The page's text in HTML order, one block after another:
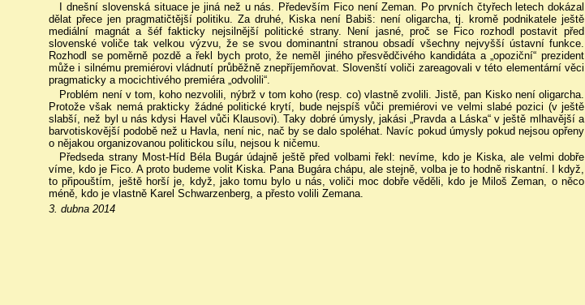
I dnešní slovenská situace je jiná než u nás. Především Fico není Zeman. Po prvních čtyřech letech dokázal
dělat přece jen pragmatičtější politiku. Za druhé, Kiska není Babiš: není oligarcha, tj. kromě podnikatele ještě
mediální magnát a šéf fakticky nejsilnější politické strany. Není jasné, proč se Fico rozhodl postavit před
slovenské voliče tak velkou výzvu, že se svou dominantní stranou obsadí všechny nejvyšší ústavní funkce.
Rozhodl se poměrně pozdě a řekl bych proto, že neměl jiného přesvědčivého kandidáta a „opoziční“ prezident
může i silnému premiérovi vládnutí průběžně znepříjemňovat. Slovenští voliči zareagovali v této elementární věci
pragmaticky a mocichtivého premiéra „odvolili“.
Problém není v tom, koho nezvolili, nýbrž v tom koho (resp. co) vlastně zvolili. Jistě, pan Kisko není oligarcha.
Protože však nemá prakticky žádné politické krytí, bude nejspíš vůči premiérovi ve velmi slabé pozici (v ještě
slabší, než byl u nás kdysi Havel vůči Klausovi). Taky dobré úmysly, jakási „Pravda a Láska“ v ještě mlhavější a
barvotiskovější podobě než u Havla, není nic, nač by se dalo spoléhat. Navíc pokud úmysly pokud nejsou opřeny
o nějakou organizovanou politickou sílu, nejsou k ničemu.
Předseda strany Most-Híd Béla Bugár údajně ještě před volbami řekl: nevíme, kdo je Kiska, ale velmi dobře
víme, kdo je Fico. A proto budeme volit Kiska. Pana Bugára chápu, ale stejně, volba je to hodně riskantní. I když,
to připouštím, ještě horší je, když, jako tomu bylo u nás, voliči moc dobře věděli, kdo je Miloš Zeman, o něco
méně, kdo je vlastně Karel Schwarzenberg, a přesto volili Zemana.
3. dubna 2014